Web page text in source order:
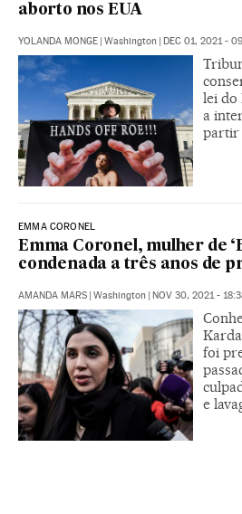
aborto nos EUA
YOLANDA MONGE | Washington | DEC 01, 2021 -
lei do
a
partir
EMMA CORONEL
Emma Coronel, mulher de
condenada a três anos de
AMANDA MARS | Washington | NOV 30, 2021 -
foi
e